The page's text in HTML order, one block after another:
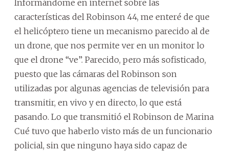
Informándome en internet sobre las
características del Robinson 44, me enteré de que
el helicóptero tiene un mecanismo parecido al de
un drone, que nos permite ver en un monitor lo
que el drone “ve”. Parecido, pero más sofisticado,
puesto que las cámaras del Robinson son
utilizadas por algunas agencias de televisión para
transmitir, en vivo y en directo, lo que está
pasando. Lo que transmitió el Robinson de Marina
Cué tuvo que haberlo visto más de un funcionario
policial, sin que ninguno haya sido capaz de